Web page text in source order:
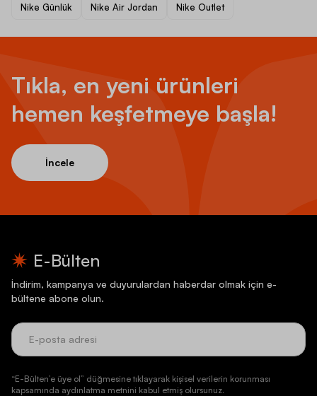
Nike Günlük Nike Air Jordan Nike Outlet
Tıkla, en yeni ürünleri
hemen keşfetmeye başla!
İncele
E-Bülten
İndirim, kampanya ve duyurulardan haberdar olmak için e-
bültene abone olun.
“E-Bülten’e üye ol” düğmesine tıklayarak kişisel verilerin korunması
kapsamında aydınlatma metnini kabul etmiş olursunuz.